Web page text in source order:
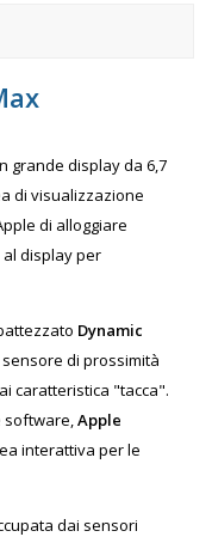
grande display da 6,7
di visualizzazione
di alloggiare
display per
Dynamic
di prossimità
caratteristica "tacca".
software,Apple
interattiva per le
dai sensori